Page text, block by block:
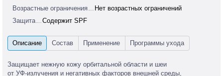
Возрастные ограничения
Нет возрастных ограничений
Защита
Содержит SPF
Защищает нежную кожу орбитальной области и шеи
от УФ-излучения и негативных факторов внешней среды,